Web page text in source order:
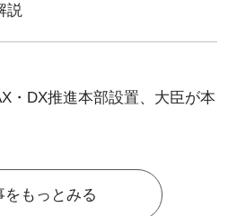
説
・DX推進本部設置、大臣が本
をもっとみる